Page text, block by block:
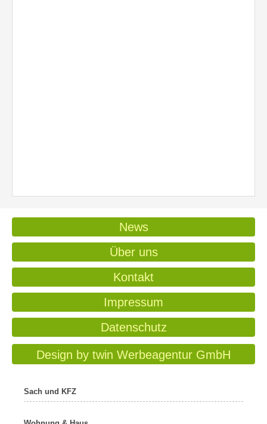
News
Über uns
Kontakt
Impressum
Datenschutz
Design by twin Werbeagentur GmbH
Sach und KFZ